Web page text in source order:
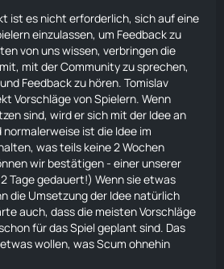
ist es nicht erforderlich, sich auf eine
einzulassen, um Feedback zu
von uns wissen, verbringen die
mit der Community zu sprechen,
Feedback zu hören. Tomislav
Vorschläge von Spielern. Wenn
sind, wird er sich mit der Idee an
ist die Idee im
was teils keine 2 Wochen
wir bestätigen - einer unserer
Tage gedauert!) Wenn sie etwas
die Umsetzung der Idee natürlich
auch, dass die meisten Vorschläge
für das Spiel geplant sind. Das
wollen, was Scum ohnehin